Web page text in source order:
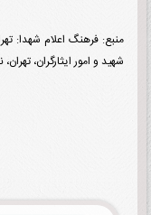
امور ایثارگران، تهران، نشر شاهد، 1397، ص